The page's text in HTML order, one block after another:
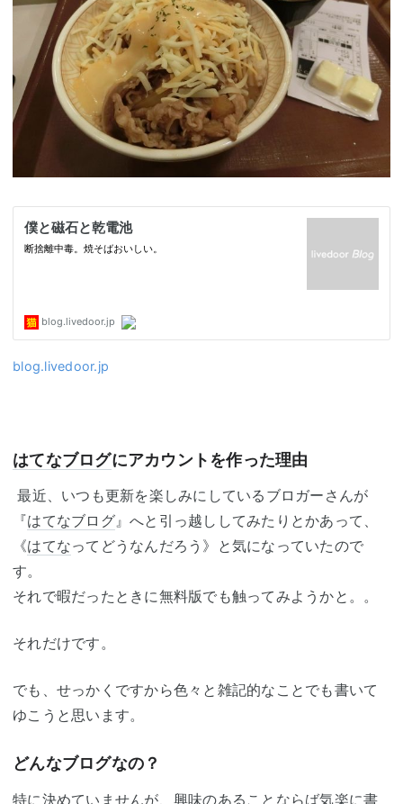
blog.livedoor.jp
はてなブログにアカウントを作った理由
最近、いつも更新を楽しみにしているブロガーさんが
『はてなブログ』へと引っ越ししてみたりとかあって、
《はてなってどうなんだろう》と気になっていたので
す。
それで暇だったときに無料版でも触ってみようかと。。
それだけです。
でも、せっかくですから色々と雑記的なことでも書いて
ゆこうと思います。
どんなブログなの？
特に決めていませんが、興味のあることならば気楽に書